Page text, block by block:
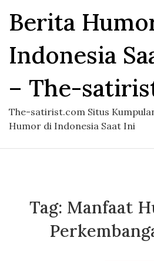
content
Berita
Indonesia
– The-
The-satirist.com Situs
Humor di Indonesia Saat Ini
Tag: Manfaat